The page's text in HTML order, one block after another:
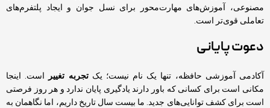
مصنوعی، آموزش‌های مهارت‌محور برای نسل جوان و ایجاد پلتفرم‌های
تعاملی قوی‌تر است.
دعوت پایانی
آکادمی آموزشی حافظه، تنها یک نام نیست؛ یکتجربه تغییر
است. اینجا
مکانی است برای کسانی که باور دارند یادگیری پایان ندارد و هر روز فرصتی
است برای کشف توانایی‌های جدید. ما بیست سال تاریخ داریم، اما نگاهمان به